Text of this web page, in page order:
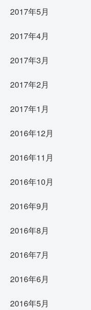
2017年5月
2017年4月
2017年3月
2017年2月
2017年1月
2016年12月
2016年11月
2016年10月
2016年9月
2016年8月
2016年7月
2016年6月
2016年5月